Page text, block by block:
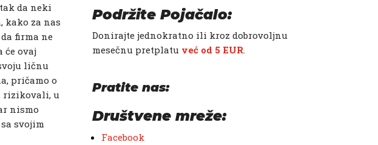
da neki
kako za nas
firma ne
će ovaj
ličnu
pričamo o
rizikovali, u
nismo
svojim
Podržite Pojačalo:
Donirajte jednokratno ili kroz dobrovoljnu
mesečnu pretplatu već od 5 EUR.
Pratite nas:
Društvene mreže:
Facebook